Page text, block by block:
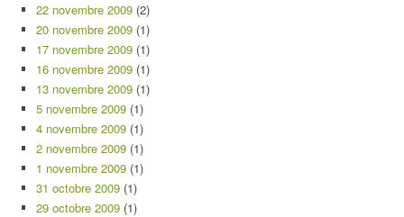
22 novembre 2009 (2)
20 novembre 2009 (1)
17 novembre 2009 (1)
16 novembre 2009 (1)
13 novembre 2009 (1)
5 novembre 2009 (1)
4 novembre 2009 (1)
2 novembre 2009 (1)
1 novembre 2009 (1)
31 octobre 2009 (1)
29 octobre 2009 (1)